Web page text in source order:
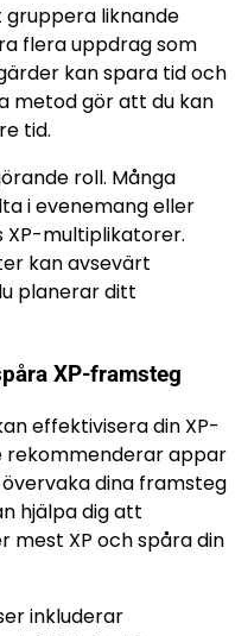
liknande
flera uppdrag som
kan spara tid och
metod gör att du kan
tid.
roll. Många
i evenemang eller
XP-multiplikatorer.
kan avsevärt
planerar ditt
XP-framsteg
effektivisera din XP-
rekommenderar appar
dina framsteg
hjälpa dig att
mest XP och spåra din
inkluderar